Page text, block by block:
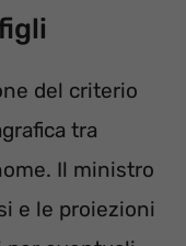
del criterio
tra
Il ministro
e le proiezioni